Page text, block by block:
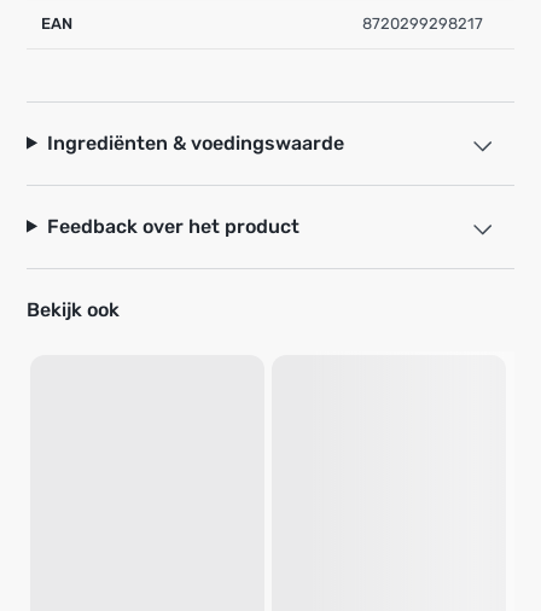
EAN 8720299298217
Ingrediënten & voedingswaarde
Feedback over het product
Bekijk ook